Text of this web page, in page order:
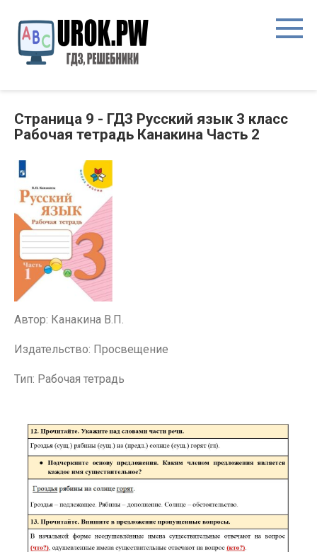
Страница 9 - ГДЗ Русский язык 3 класс
Рабочая тетрадь Канакина Часть 2
Автор: Канакина В.П.
Издательство: Просвещение
Тип: Рабочая тетрадь